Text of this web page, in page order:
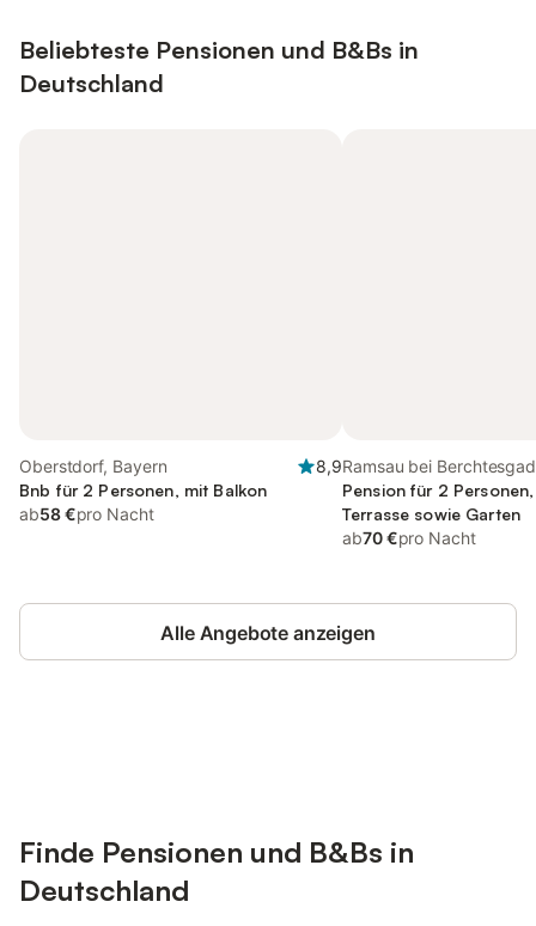
Beliebteste Pensionen und B&Bs in
Deutschland
Oberstdorf, Bayern
8,9
Bnb für 2 Personen, mit Balkon
ab58 €pro Nacht
Ramsau bei
Pension für 2
Terrasse sowie Garten
ab70 €pro Nacht
Alle Angebote anzeigen
Finde Pensionen und B&Bs in
Deutschland